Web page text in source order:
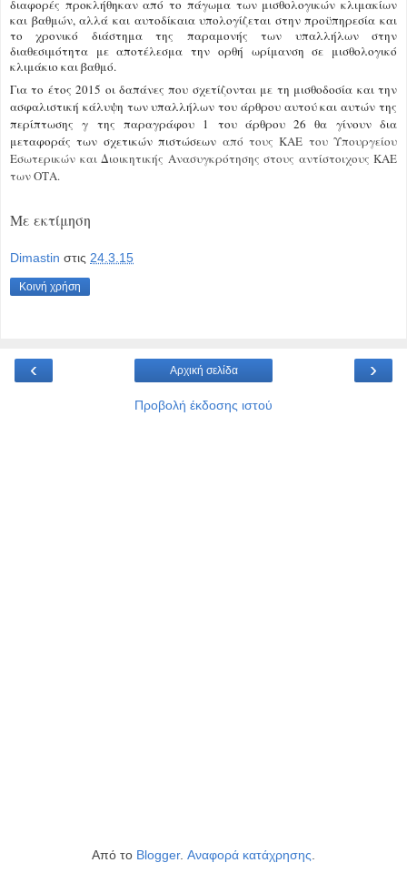
διαφορές προκλήθηκαν από το πάγωμα των μισθολογικών κλιμακίων
και βαθμών, αλλά και αυτοδίκαια υπολογίζεται στην προϋπηρεσία και
το χρονικό διάστημα της παραμονής των υπαλλήλων στην
διαθεσιμότητα με αποτέλεσμα την ορθή ωρίμανση σε μισθολογικό
κλιμάκιο και βαθμό.
Για το έτος 2015 οι δαπάνες που σχετίζονται με τη μισθοδοσία και την
ασφαλιστική κάλυψη των υπαλλήλων του άρθρου αυτού και αυτών της
περίπτωσης γ της παραγράφου 1 του άρθρου 26 θα γίνουν δια
μεταφοράς των σχετικών πιστώσεων από τους ΚΑΕ του Υπουργείου
Εσωτερικών και Διοικητικής Ανασυγκρότησης στους αντίστοιχους ΚΑΕ
των ΟΤΑ.
Με εκτίμηση
Dimastin στις 24.3.15
Κοινή χρήση
‹ ›
Αρχική σελίδα
Προβολή έκδοσης ιστού
Από το Blogger. Αναφορά κατάχρησης